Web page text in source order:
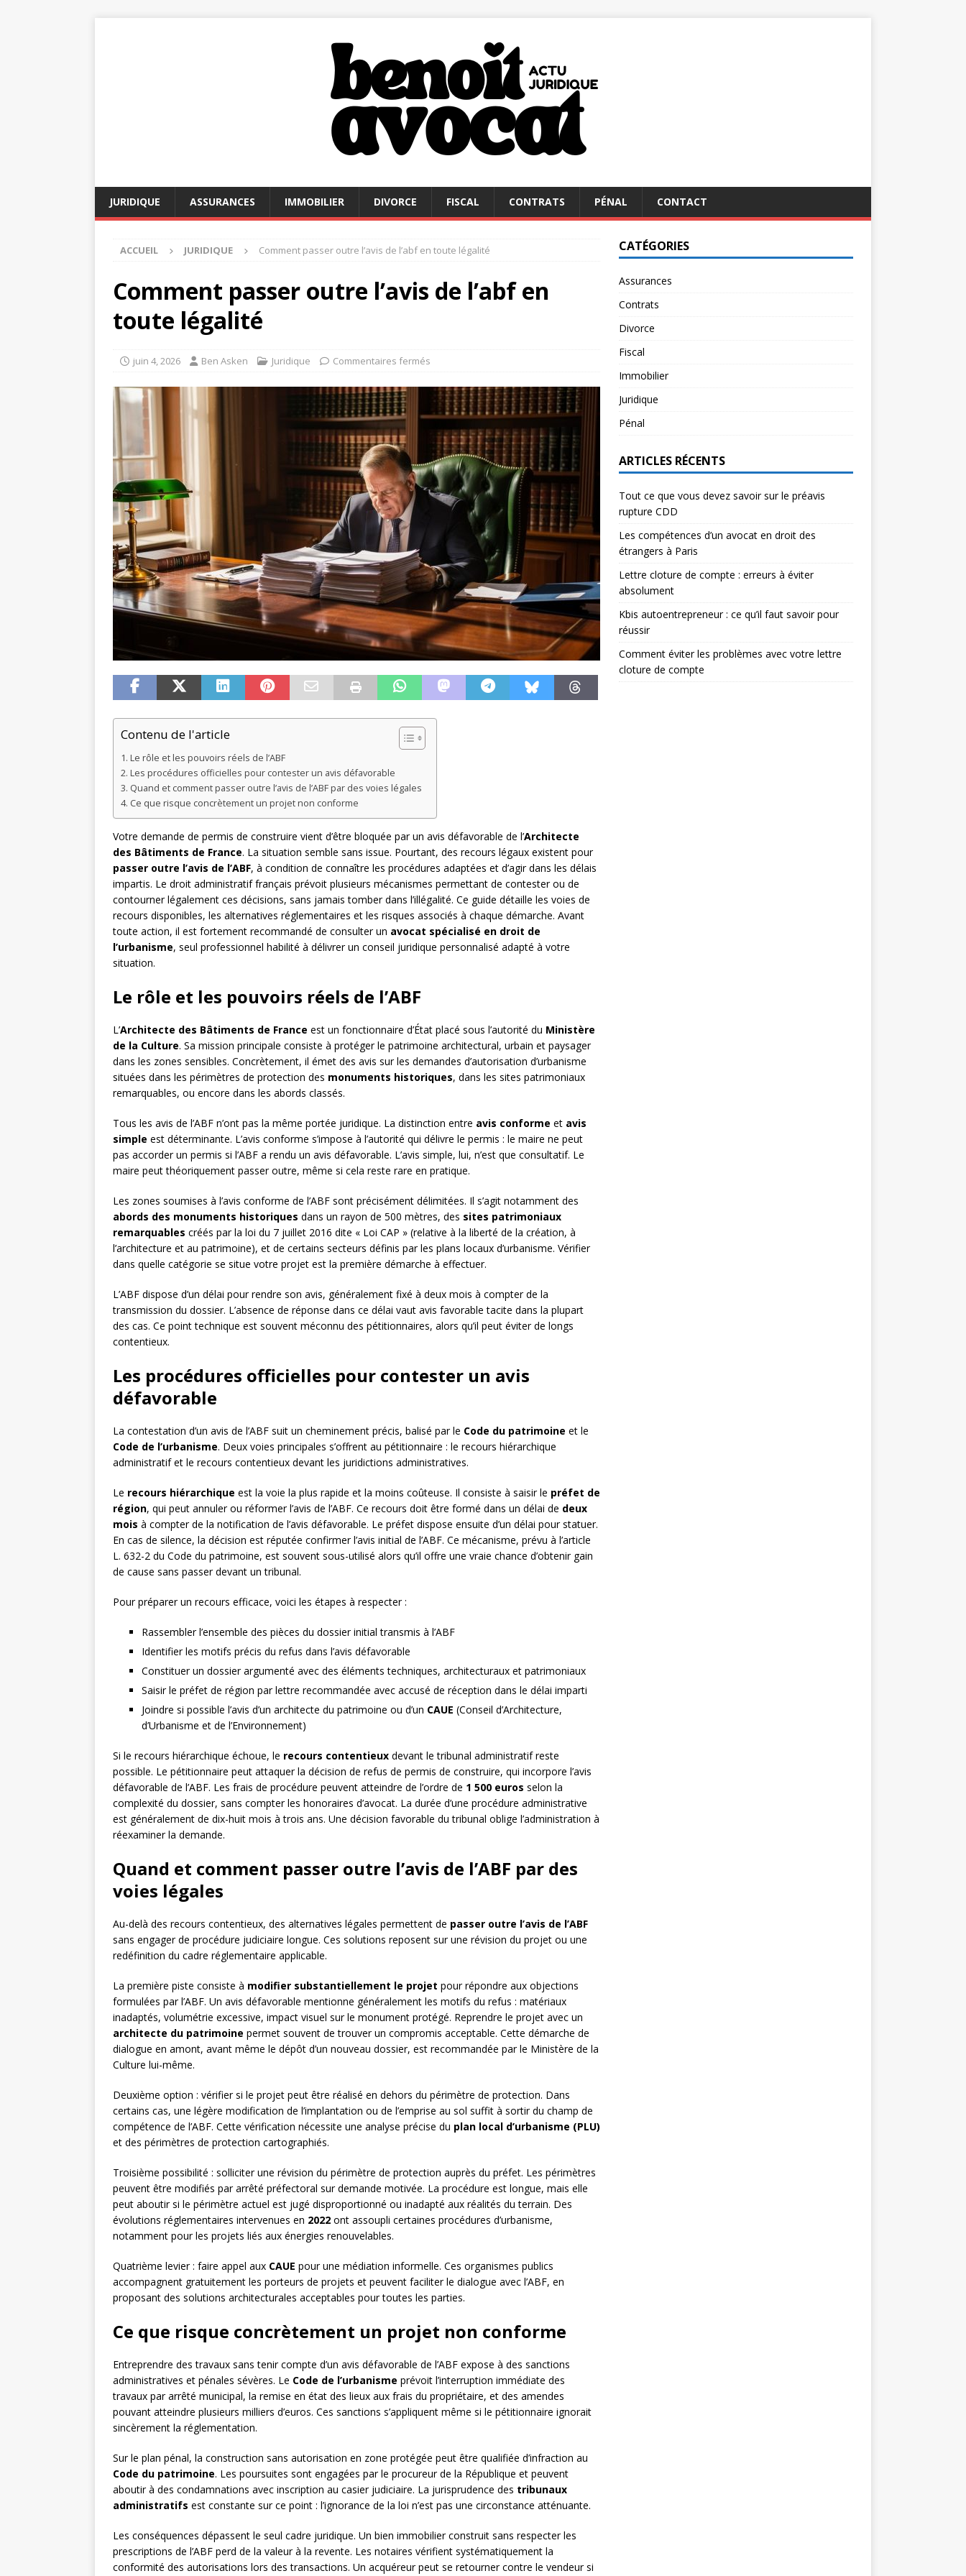
JURIDIQUE ASSURANCES IMMOBILIER DIVORCE FISCAL CONTRATS PÉNAL CONTACT
ACCUEIL JURIDIQUE Comment passer outre l’avis de l’abf en toute légalité
Comment passer outre l’avis de l’abf en
toute légalité
juin 4, 2026 Ben Asken Juridique Commentaires fermés
Contenu de l'article
Le rôle et les pouvoirs réels de l’ABF
Les procédures officielles pour contester un avis défavorable
Quand et comment passer outre l’avis de l’ABF par des voies légales
Ce que risque concrètement un projet non conforme
Votre demande de permis de construire vient d’être bloquée par un avis défavorable de l’Architecte
des Bâtiments de France. La situation semble sans issue. Pourtant, des recours légaux existent pour
passer outre l’avis de l’ABF, à condition de connaître les procédures adaptées et d’agir dans les délais
impartis. Le droit administratif français prévoit plusieurs mécanismes permettant de contester ou de
contourner légalement ces décisions, sans jamais tomber dans l’illégalité. Ce guide détaille les voies de
recours disponibles, les alternatives réglementaires et les risques associés à chaque démarche. Avant
toute action, il est fortement recommandé de consulter un avocat spécialisé en droit de
l’urbanisme, seul professionnel habilité à délivrer un conseil juridique personnalisé adapté à votre
situation.
Le rôle et les pouvoirs réels de l’ABF
L’Architecte des Bâtiments de France est un fonctionnaire d’État placé sous l’autorité du Ministère
de la Culture. Sa mission principale consiste à protéger le patrimoine architectural, urbain et paysager
dans les zones sensibles. Concrètement, il émet des avis sur les demandes d’autorisation d’urbanisme
situées dans les périmètres de protection des monuments historiques, dans les sites patrimoniaux
remarquables, ou encore dans les abords classés.
Tous les avis de l’ABF n’ont pas la même portée juridique. La distinction entre avis conforme et avis
simple est déterminante. L’avis conforme s’impose à l’autorité qui délivre le permis : le maire ne peut
pas accorder un permis si l’ABF a rendu un avis défavorable. L’avis simple, lui, n’est que consultatif. Le
maire peut théoriquement passer outre, même si cela reste rare en pratique.
Les zones soumises à l’avis conforme de l’ABF sont précisément délimitées. Il s’agit notamment des
abords des monuments historiques dans un rayon de 500 mètres, des sites patrimoniaux
remarquables créés par la loi du 7 juillet 2016 dite « Loi CAP » (relative à la liberté de la création, à
l’architecture et au patrimoine), et de certains secteurs définis par les plans locaux d’urbanisme. Vérifier
dans quelle catégorie se situe votre projet est la première démarche à effectuer.
L’ABF dispose d’un délai pour rendre son avis, généralement fixé à deux mois à compter de la
transmission du dossier. L’absence de réponse dans ce délai vaut avis favorable tacite dans la plupart
des cas. Ce point technique est souvent méconnu des pétitionnaires, alors qu’il peut éviter de longs
contentieux.
Les procédures officielles pour contester un avis
défavorable
La contestation d’un avis de l’ABF suit un cheminement précis, balisé par le Code du patrimoine et le
Code de l’urbanisme. Deux voies principales s’offrent au pétitionnaire : le recours hiérarchique
administratif et le recours contentieux devant les juridictions administratives.
Le recours hiérarchique est la voie la plus rapide et la moins coûteuse. Il consiste à saisir le préfet de
région, qui peut annuler ou réformer l’avis de l’ABF. Ce recours doit être formé dans un délai de deux
mois à compter de la notification de l’avis défavorable. Le préfet dispose ensuite d’un délai pour statuer.
En cas de silence, la décision est réputée confirmer l’avis initial de l’ABF. Ce mécanisme, prévu à l’article
L. 632-2 du Code du patrimoine, est souvent sous-utilisé alors qu’il offre une vraie chance d’obtenir gain
de cause sans passer devant un tribunal.
Pour préparer un recours efficace, voici les étapes à respecter :
Rassembler l’ensemble des pièces du dossier initial transmis à l’ABF
Identifier les motifs précis du refus dans l’avis défavorable
Constituer un dossier argumenté avec des éléments techniques, architecturaux et patrimoniaux
Saisir le préfet de région par lettre recommandée avec accusé de réception dans le délai imparti
Joindre si possible l’avis d’un architecte du patrimoine ou d’un CAUE (Conseil d’Architecture,
d’Urbanisme et de l’Environnement)
Si le recours hiérarchique échoue, le recours contentieux devant le tribunal administratif reste
possible. Le pétitionnaire peut attaquer la décision de refus de permis de construire, qui incorpore l’avis
défavorable de l’ABF. Les frais de procédure peuvent atteindre de l’ordre de 1 500 euros selon la
complexité du dossier, sans compter les honoraires d’avocat. La durée d’une procédure administrative
est généralement de dix-huit mois à trois ans. Une décision favorable du tribunal oblige l’administration à
réexaminer la demande.
Quand et comment passer outre l’avis de l’ABF par des
voies légales
Au-delà des recours contentieux, des alternatives légales permettent de passer outre l’avis de l’ABF
sans engager de procédure judiciaire longue. Ces solutions reposent sur une révision du projet ou une
redéfinition du cadre réglementaire applicable.
La première piste consiste à modifier substantiellement le projet pour répondre aux objections
formulées par l’ABF. Un avis défavorable mentionne généralement les motifs du refus : matériaux
inadaptés, volumétrie excessive, impact visuel sur le monument protégé. Reprendre le projet avec un
architecte du patrimoine permet souvent de trouver un compromis acceptable. Cette démarche de
dialogue en amont, avant même le dépôt d’un nouveau dossier, est recommandée par le Ministère de la
Culture lui-même.
Deuxième option : vérifier si le projet peut être réalisé en dehors du périmètre de protection. Dans
certains cas, une légère modification de l’implantation ou de l’emprise au sol suffit à sortir du champ de
compétence de l’ABF. Cette vérification nécessite une analyse précise du plan local d’urbanisme (PLU)
et des périmètres de protection cartographiés.
Troisième possibilité : solliciter une révision du périmètre de protection auprès du préfet. Les périmètres
peuvent être modifiés par arrêté préfectoral sur demande motivée. La procédure est longue, mais elle
peut aboutir si le périmètre actuel est jugé disproportionné ou inadapté aux réalités du terrain. Des
évolutions réglementaires intervenues en 2022 ont assoupli certaines procédures d’urbanisme,
notamment pour les projets liés aux énergies renouvelables.
Quatrième levier : faire appel aux CAUE pour une médiation informelle. Ces organismes publics
accompagnent gratuitement les porteurs de projets et peuvent faciliter le dialogue avec l’ABF, en
proposant des solutions architecturales acceptables pour toutes les parties.
Ce que risque concrètement un projet non conforme
Entreprendre des travaux sans tenir compte d’un avis défavorable de l’ABF expose à des sanctions
administratives et pénales sévères. Le Code de l’urbanisme prévoit l’interruption immédiate des
travaux par arrêté municipal, la remise en état des lieux aux frais du propriétaire, et des amendes
pouvant atteindre plusieurs milliers d’euros. Ces sanctions s’appliquent même si le pétitionnaire ignorait
sincèrement la réglementation.
Sur le plan pénal, la construction sans autorisation en zone protégée peut être qualifiée d’infraction au
Code du patrimoine. Les poursuites sont engagées par le procureur de la République et peuvent
aboutir à des condamnations avec inscription au casier judiciaire. La jurisprudence des tribunaux
administratifs est constante sur ce point : l’ignorance de la loi n’est pas une circonstance atténuante.
Les conséquences dépassent le seul cadre juridique. Un bien immobilier construit sans respecter les
prescriptions de l’ABF perd de la valeur à la revente. Les notaires vérifient systématiquement la
conformité des autorisations lors des transactions. Un acquéreur peut se retourner contre le vendeur si
CATÉGORIES
Assurances
Contrats
Divorce
Fiscal
Immobilier
Juridique
Pénal
ARTICLES RÉCENTS
Tout ce que vous devez savoir sur le préavis
rupture CDD
Les compétences d’un avocat en droit des
étrangers à Paris
Lettre cloture de compte : erreurs à éviter
absolument
Kbis autoentrepreneur : ce qu’il faut savoir pour
réussir
Comment éviter les problèmes avec votre lettre
cloture de compte